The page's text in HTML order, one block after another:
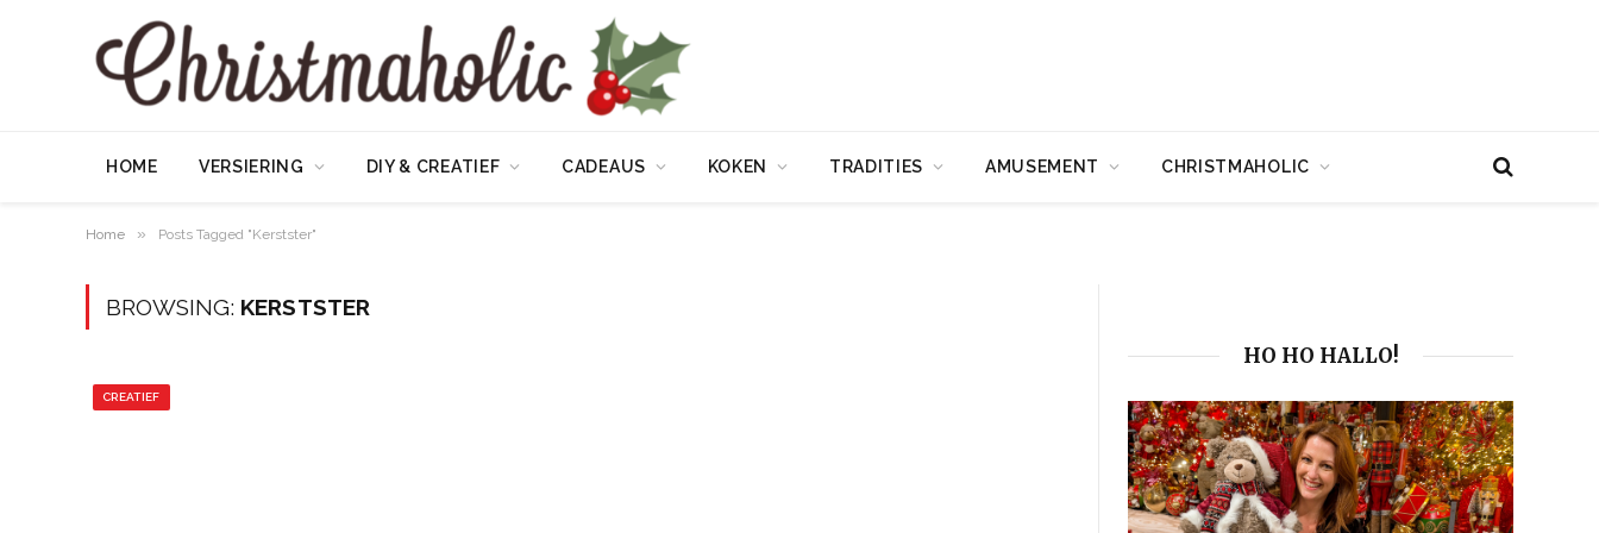
HOME VERSIERING DIY & CREATIEF CADEAUS KOKEN TRADITIES AMUSEMENT CHRISTMAHOLIC
Home » Posts Tagged "Kerstster"
BROWSING: KERSTSTER
CREATIEF
HO HO HALLO!